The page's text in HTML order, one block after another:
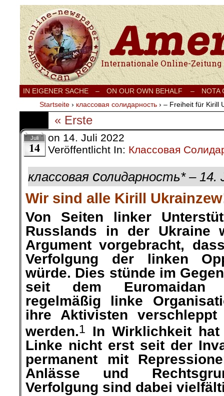
Internationale Onlinezeitung für Frieden,
IN EIGENER SACHE – ON OUR OWN BEHALF –
NOTA
Startseite › классовая солидарность › – Freiheit für Kirill
« Erste
Juli
14
on 14. Juli 2022
Veröffentlicht In: Классовая
классовая солидарность* – 14.
Wir sind alle Kirill
Von Seiten linker
Russlands in der Ukraine
Argument vorgebracht,
Verfolgung der linken
würde. Dies stünde im
seit dem Euromaidan
regelmäßig linke
ihre Aktivisten
werden.1
In Wirklichkeit
Linke nicht erst seit der
permanent mit
Anlässe und
Verfolgung sind dabei